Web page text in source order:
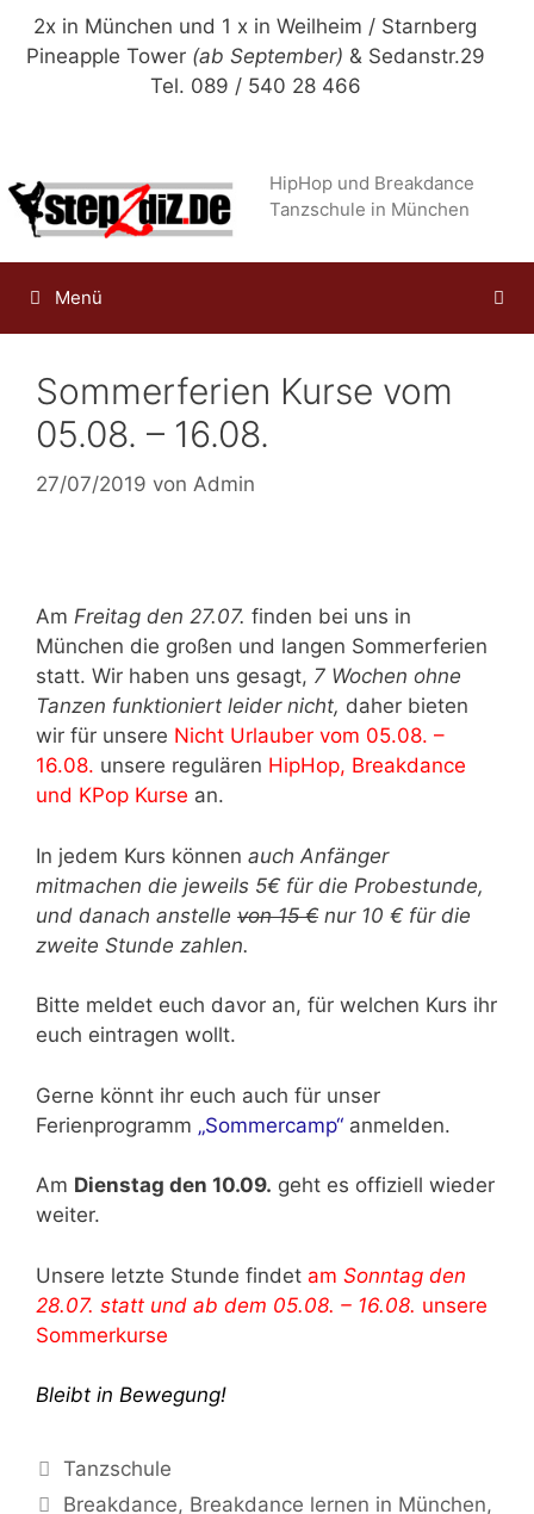
Zum
Inhalt
2x in München und 1 x in Weilheim / Starnberg
Pineapple Tower (ab September) & Sedanstr.29
Tel. 089 / 540 28 466
HipHop und Breakdance
Tanzschule in München
Menü
Sommerferien Kurse vom
05.08. – 16.08.
27/07/2019 von Admin
Am Freitag den 27.07. finden bei uns in
München die großen und langen Sommerferien
statt. Wir haben uns gesagt, 7 Wochen ohne
Tanzen funktioniert leider nicht, daher bieten
wir für unsere Nicht Urlauber vom 05.08. –
16.08. unsere regulären HipHop, Breakdance
und KPop Kurse an.
In jedem Kurs können auch Anfänger
mitmachen die jeweils 5€ für die Probestunde,
und danach anstelle von 15 €nur 10 € für die
zweite Stunde zahlen.
Bitte meldet euch davor an, für welchen Kurs ihr
euch eintragen wollt.
Gerne könnt ihr euch auch für unser
Ferienprogramm „Sommercamp“ anmelden.
Am Dienstag den 10.09. geht es offiziell wieder
weiter.
Unsere letzte Stunde findet am Sonntag den
28.07. statt und ab dem 05.08. – 16.08. unsere
Sommerkurse
Bleibt in Bewegung!
Kategorien
Tanzschule
Schlagwörter
Breakdance, Breakdance lernen in München,